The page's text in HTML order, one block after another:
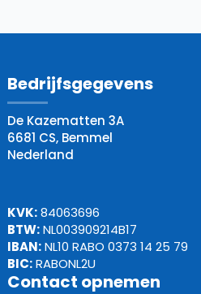
Bedrijfsgegevens
De Kazematten 3A
6681 CS, Bemmel
Nederland
KVK:84063696
BTW:NL003909214B17
IBAN:NL10 RABO 0373 14 25 79
BIC:RABONL2U
Contact opnemen